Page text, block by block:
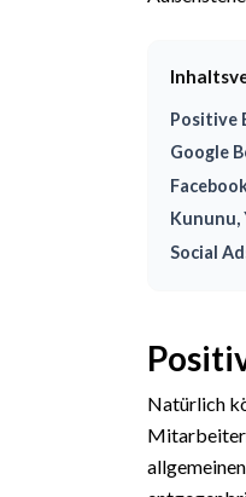
Positive
Google
Kununu,
Social
Natürlich